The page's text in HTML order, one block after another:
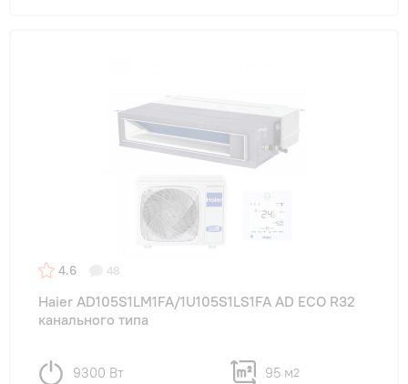
4.6 48
Haier AD105S1LM1FA/1U105S1LS1FA AD ECO R32
канального типа
9300 Вт 95 м2